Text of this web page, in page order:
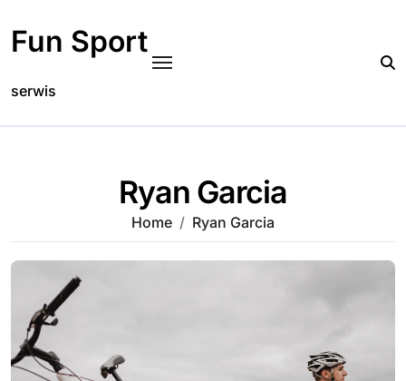
content
Fun Sport
serwis
Ryan Garcia
Home Ryan Garcia